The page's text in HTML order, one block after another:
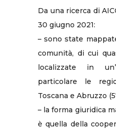
Da una ricerca di
30 giugno 2021:
– sono state
comunità, di cui
localizzate in
particolare le
Toscana e Abruzzo
– la forma giuridica
è quella della